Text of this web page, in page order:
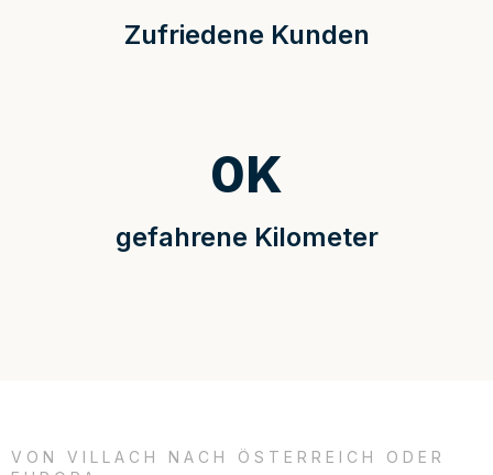
Zufriedene Kunden
gefahrene Kilometer
0K
VON VILLACH NACH ÖSTERREICH ODER